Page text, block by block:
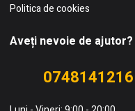
Politica de cookies
Aveți nevoie de ajutor?
0748141216